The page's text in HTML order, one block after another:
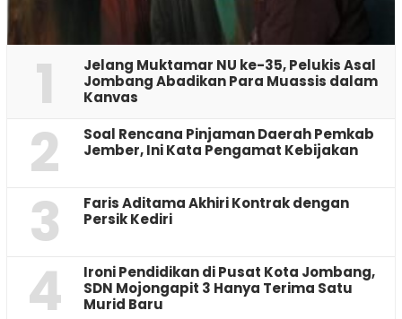
1
Jelang Muktamar NU ke-35, Pelukis Asal
Jombang Abadikan Para Muassis dalam
Kanvas
2
‎Soal Rencana Pinjaman Daerah Pemkab
Jember, Ini Kata Pengamat Kebijakan ‎
3
Faris Aditama Akhiri Kontrak dengan
Persik Kediri
4
Ironi Pendidikan di Pusat Kota Jombang,
SDN Mojongapit 3 Hanya Terima Satu
Murid Baru